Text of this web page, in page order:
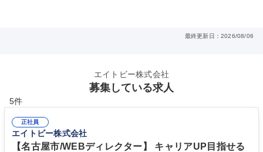
最終更新日：2026/08/06
エイトビー株式会社
募集している求人
5件
正社員
エイトビー株式会社
【名古屋市/WEBディレクター】 キャリアUP目指せる